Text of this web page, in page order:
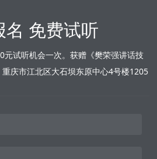
名 免费试听
元试听机会一次。获赠《樊荣强讲话技
庆市江北区大石坝东原中心4号楼1205